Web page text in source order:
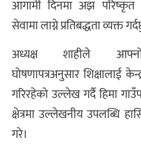
आगामी दिनमा अझ
सेवामा लाग्ने प्रतिबद्धता व्यक्त
अध्यक्ष शाहीले
घोषणापत्रअनुसार शिक्षालाई
गरिरहेको उल्लेख गर्दै हिमा
क्षेत्रमा उल्लेखनीय उपलब्धि
गरे।